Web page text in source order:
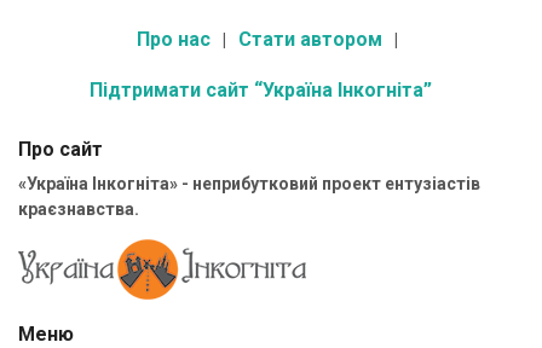
Про нас Стати автором
Підтримати сайт “Україна Інкогніта”
Про сайт
«Україна Інкогніта» - неприбутковий проект ентузіастів
краєзнавства.
Меню